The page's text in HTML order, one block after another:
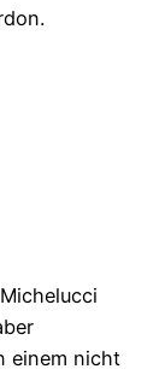
einem nicht